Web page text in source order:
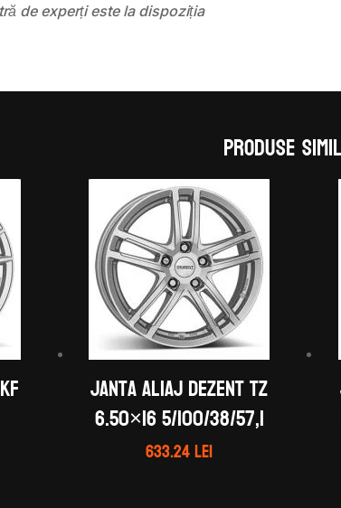
de experți este la dispoziția
Produse
Janta aliaj DEZENT TZ
6.50×16 5/100/38/57,1
633.24lei